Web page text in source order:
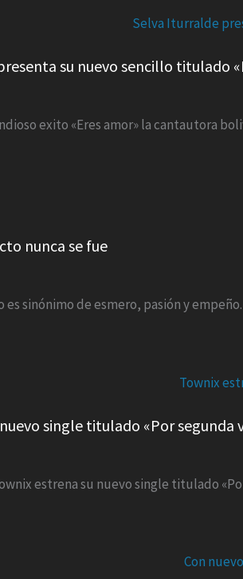
su nuevo sencillo titulado
exito «Eres amor» la cantautora
nunca se fue
sinónimo de esmero, pasión y
single titulado «Por segunda
estrena su nuevo single titulado